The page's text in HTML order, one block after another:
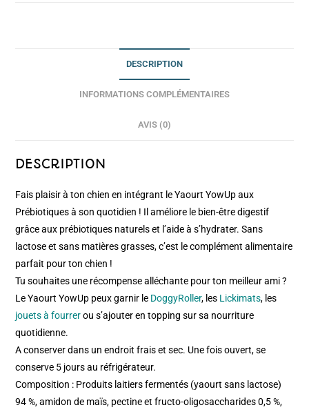
DESCRIPTION
INFORMATIONS COMPLÉMENTAIRES
AVIS (0)
DESCRIPTION
Fais plaisir à ton chien en intégrant le Yaourt YowUp aux
Prébiotiques à son quotidien ! Il améliore le bien-être digestif
grâce aux prébiotiques naturels et l’aide à s’hydrater. Sans
lactose et sans matières grasses, c’est le complément alimentaire
parfait pour ton chien !
Tu souhaites une récompense alléchante pour ton meilleur ami ?
Le Yaourt YowUp peux garnir le DoggyRoller, les Lickimats, les
jouets à fourrer ou s’ajouter en topping sur sa nourriture
quotidienne.
A conserver dans un endroit frais et sec. Une fois ouvert, se
conserve 5 jours au réfrigérateur.
Composition : Produits laitiers fermentés (yaourt sans lactose)
94 %, amidon de maïs, pectine et fructo-oligosaccharides 0,5 %,